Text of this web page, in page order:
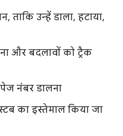
ताकि उन्हें डाला, हटाया,
और बदलावों को ट्रैक
नंबर डालना
का इस्तेमाल किया जा